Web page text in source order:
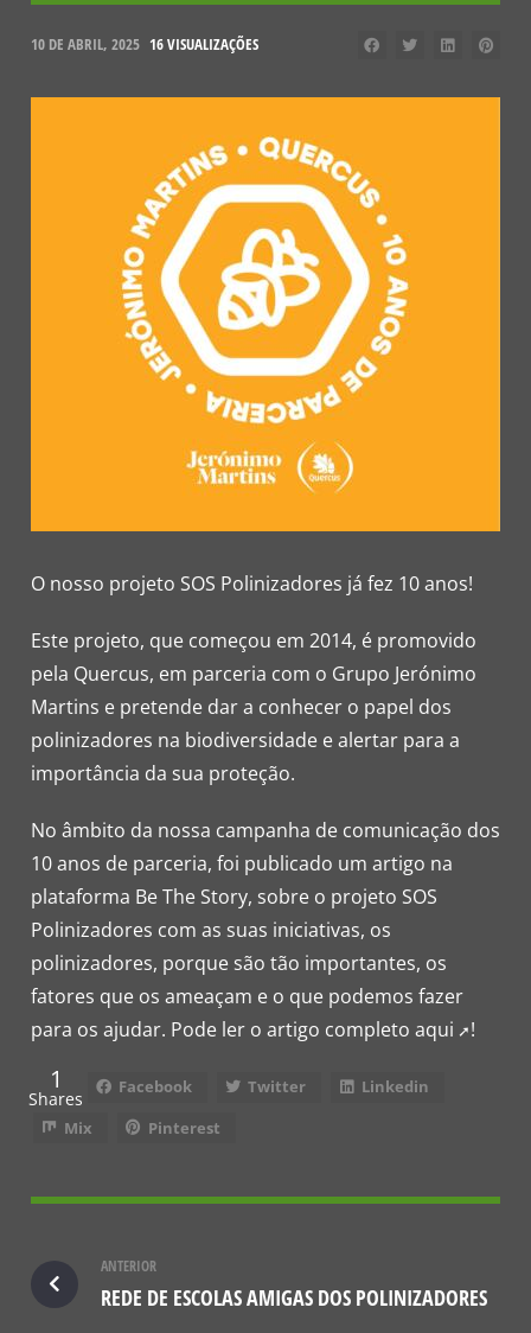
10 DE ABRIL, 2025 16 VISUALIZAÇÕES
O nosso projeto SOS Polinizadores já fez 10 anos!
Este projeto, que começou em 2014, é promovido
pela Quercus, em parceria com o Grupo Jerónimo
Martins e pretende dar a conhecer o papel dos
polinizadores na biodiversidade e alertar para a
importância da sua proteção.
No âmbito da nossa campanha de comunicação dos
10 anos de parceria, foi publicado um artigo na
plataforma Be The Story, sobre o projeto SOS
Polinizadores com as suas iniciativas, os
polinizadores, porque são tão importantes, os
fatores que os ameaçam e o que podemos fazer
para os ajudar. Pode ler o artigo completo aqui !
1
Shares
Facebook Twitter
Linkedin
Mix
Pinterest
ANTERIOR
REDE DE ESCOLAS AMIGAS DOS POLINIZADORES